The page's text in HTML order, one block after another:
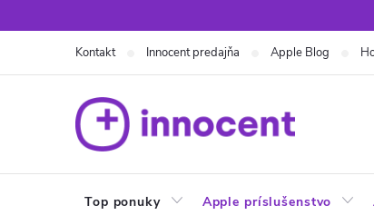
na
Kontakt Innocent predajňa Apple Blog
Top ponuky Apple príslušenstvo